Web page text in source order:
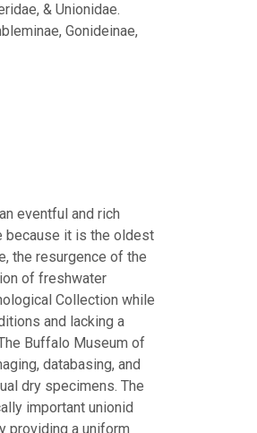
& Unionidae.
Gonideinae,
eventful and rich
because it is the oldest
the resurgence of the
of freshwater
Collection while
and lacking a
Buffalo Museum of
databasing, and
dry specimens. The
important unionid
providing a uniform